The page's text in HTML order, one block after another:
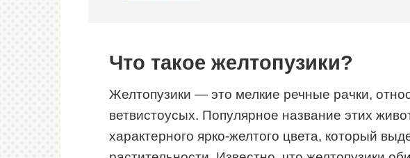
Что такое желтопузики?
Желтопузики — это мелкие речные рачки,
ветвистоусых. Популярное название этих
характерного ярко-желтого цвета, который